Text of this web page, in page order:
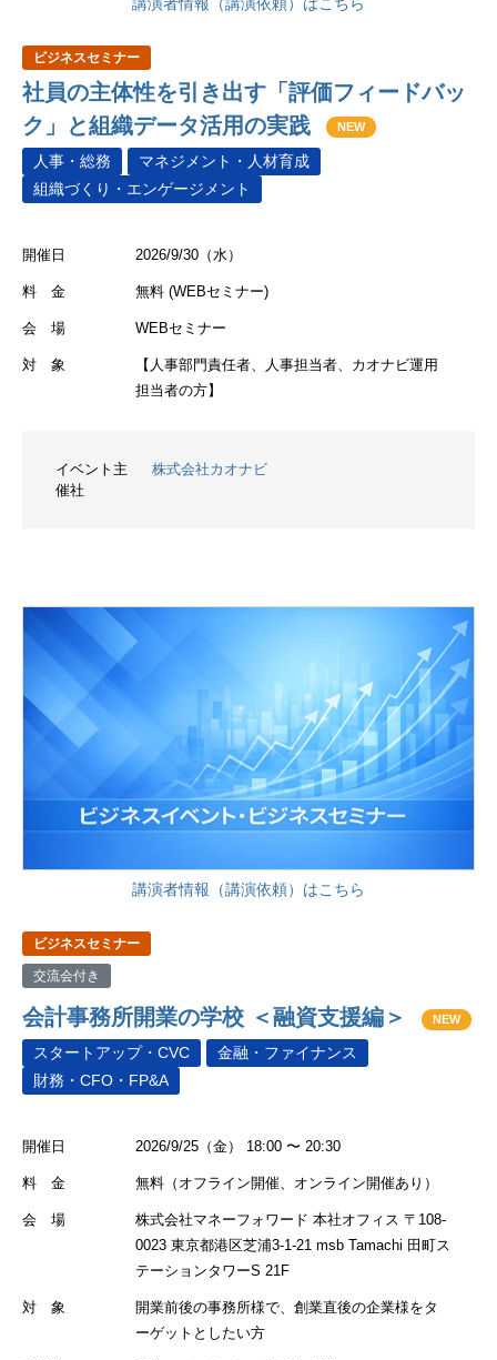
ビジネスセミナー
社員の主体性を引き出す「評価フィードバッ
ク」と組織データ活用の実践
NEW
人事・総務
マネジメント・人材育成
組織づくり・エンゲージメント
開催日 2026/9/30（水）
料 金 無料 (WEBセミナー)
会 場 WEBセミナー
対 象
【人事部門責任者、人事担当者、カオナビ運用
担当者の方】
イベント主
催社
株式会社カオナビ
講演者情報（講演依頼）はこちら
ビジネスセミナー
交流会付き
会計事務所開業の学校 ＜融資支援編＞ NEW
スタートアップ・CVC
金融・ファイナンス
財務・CFO・FP&A
開催日 2026/9/25（金） 18:00 〜 20:30
料 金 無料（オフライン開催、オンライン開催あり）
会 場
株式会社マネーフォワード 本社オフィス 〒108-
0023 東京都港区芝浦3-1-21 msb Tamachi 田町ス
テーションタワーS 21F
対 象
開業前後の事務所様で、創業直後の企業様をタ
ーゲットとしたい方